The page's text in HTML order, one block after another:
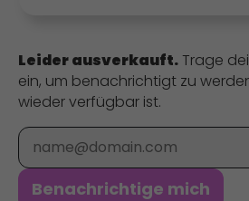
Leider ausverkauft. Trage
ein, um benachrichtigt zu
wieder verfügbar ist.
E-Mail
Benachrichtige mich